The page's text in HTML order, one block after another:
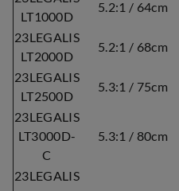
LT1000D
5.2:1 / 64cm
23LEGALIS
LT2000D
5.2:1 / 68cm
23LEGALIS
LT2500D
5.3:1 / 75cm
23LEGALIS
LT3000D-
C
5.3:1 / 80cm
23LEGALIS